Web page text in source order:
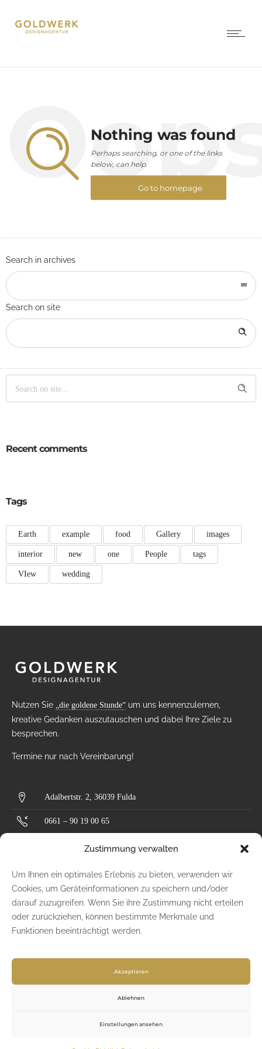
Zustimmung verwalten
Um Ihnen ein optimales Erlebnis zu bieten, verwenden wir
Cookies, um Geräteinformationen zu speichern und/oder
darauf zuzugreifen. Wenn Sie ihre Zustimmung nicht erteilen
oder zurückziehen, können bestimmte Merkmale und
Funktionen beeinträchtigt werden.
Akzeptieren
Ablehnen
Einstellungen ansehen
Nothing was found
Perhaps searching, or one of the links
below, can help.
Go to homepage
Search in archives
Search on site
Recent comments
Tags
Earth example food Gallery images
interior new one People tags
VIew wedding
Nutzen Sie „die goldene Stunde“ um uns kennenzulernen,
kreative Gedanken auszutauschen und dabei Ihre Ziele zu
besprechen.
Termine nur nach Vereinbarung!
Adalbertstr. 2, 36039 Fulda
0661 – 90 19 00 65
kontakt@goldwerk.design
Impressum
Datenschutz